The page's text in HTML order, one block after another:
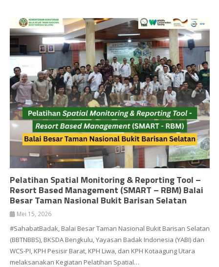
Pelatihan Spatial Monitoring & Reporting Tool –
Resort Based Management (SMART – RBM) Balai
Besar Taman Nasional Bukit Barisan Selatan
Mei 15, 2026
#SahabatBadak, Balai Besar Taman Nasional Bukit Barisan Selatan
(BBTNBBS), BKSDA Bengkulu, Yayasan Badak Indonesia (YABI) dan
WCS-PI, KPH Pesisir Barat, KPH Liwa, dan KPH Kotaagung Utara
melaksanakan Kegiatan Pelatihan Spatial…